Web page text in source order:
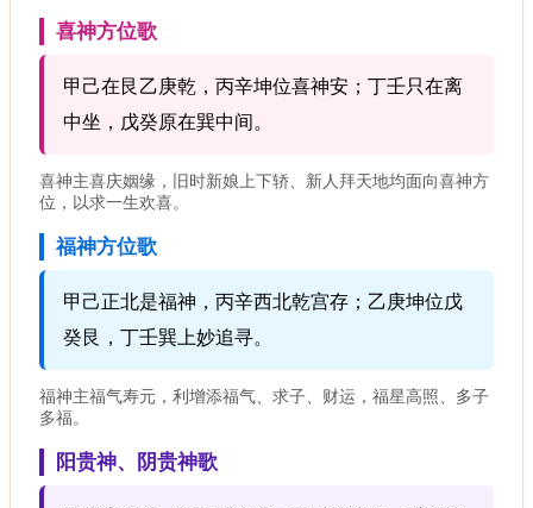
喜神方位歌
甲己在艮乙庚乾，丙辛坤位喜神安；丁壬只在离
中坐，戊癸原在巽中间。
喜神主喜庆姻缘，旧时新娘上下轿、新人拜天地均面向喜神方
位，以求一生欢喜。
福神方位歌
甲己正北是福神，丙辛西北乾宫存；乙庚坤位戊
癸艮，丁壬巽上妙追寻。
福神主福气寿元，利增添福气、求子、财运，福星高照、多子
多福。
阳贵神、阴贵神歌